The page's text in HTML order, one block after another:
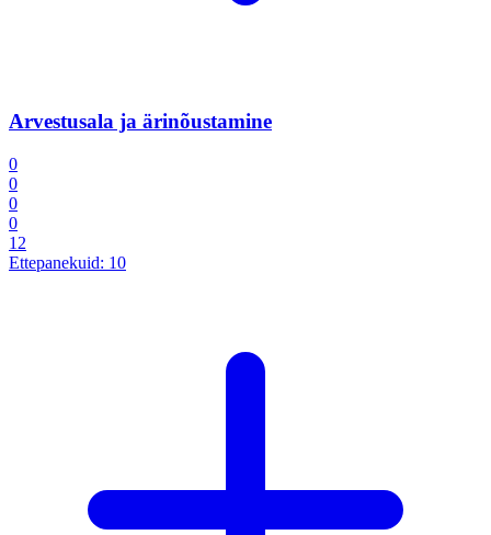
Arvestusala ja ärinõustamine
0
0
0
0
12
Ettepanekuid: 10